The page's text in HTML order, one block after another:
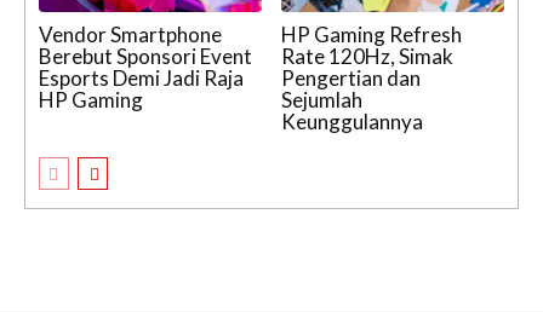
Vendor Smartphone
Berebut Sponsori Event
Esports Demi Jadi Raja
HP Gaming
HP Gaming Refresh
Rate 120Hz, Simak
Pengertian dan
Sejumlah
Keunggulannya